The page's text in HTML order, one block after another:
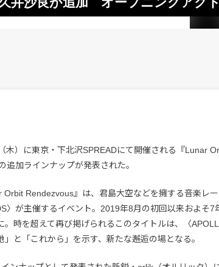
木）に東京・下北沢SPREADにて開催される『Lunar
追加ラインナップが発表された。
Orbit Rendezvous』は、君島大空などを擁する音楽レ
〉が主催するイベント。2019年8月の初回以来およそ7
。時を超えて再び掲げられるこのタイトルは、〈
」と「これから」を示す、新たな邂逅の場となる。